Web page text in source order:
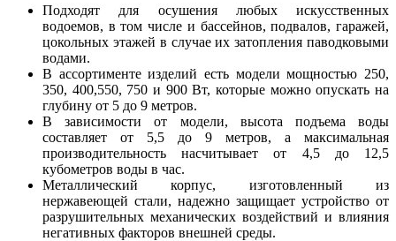
Подходят для осушения любых искусственных
водоемов, в том числе и бассейнов, подвалов, гаражей,
цокольных этажей в случае их затопления паводковыми
водами.
В ассортименте изделий есть модели мощностью 250,
350, 400,550, 750 и 900 Вт, которые можно опускать на
глубину от 5 до 9 метров.
В зависимости от модели, высота подъема воды
составляет от 5,5 до 9 метров, а максимальная
производительность насчитывает от 4,5 до 12,5
кубометров воды в час.
Металлический корпус, изготовленный из
нержавеющей стали, надежно защищает устройство от
разрушительных механических воздействий и влияния
негативных факторов внешней среды.